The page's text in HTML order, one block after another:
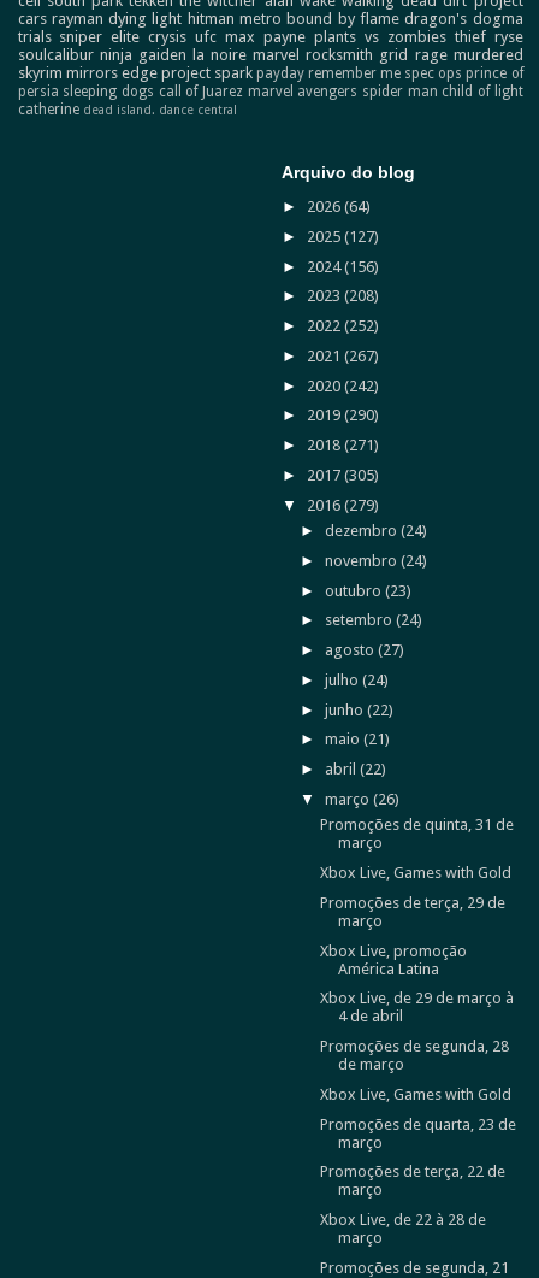
cars rayman dying light hitman metro bound by flame dragon's dogma
trials sniper elite crysis ufc max payne plants vs zombies thief ryse
soulcalibur ninja gaiden la noire marvel rocksmith grid rage murdered
skyrim mirrors edge project spark payday remember me spec ops prince of
persia sleeping dogs call of Juarez marvel avengers spider man child of light
catherine dead island. dance central
Arquivo do blog
► 2026 (64)
► 2025 (127)
► 2024(156)
► 2023 (208)
► 2022 (252)
► 2021 (267)
► 2020 (242)
► 2019 (290)
► 2018 (271)
► 2017 (305)
▼ 2016 (279)
►dezembro(24)
►novembro(24)
►outubro(23)
► setembro(24)
► agosto(27)
►julho(24)
►junho(22)
►maio(21)
► abril(22)
▼março(26)
Promoções de quinta, 31 de
março
Xbox Live, Games with Gold
Promoções de terça, 29 de
março
Xbox Live, promoção
América Latina
Xbox Live, de 29 de março à
4 de abril
Promoções de segunda, 28
de março
Xbox Live, Games with Gold
Promoções de quarta, 23 de
março
Promoções de terça, 22 de
março
Xbox Live, de 22 à 28 de
março
Promoções de segunda, 21